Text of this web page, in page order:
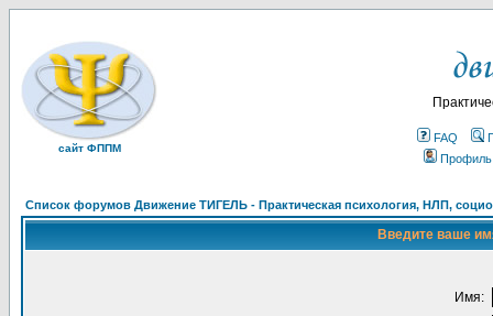
сайт ФППМ
FAQ
Профиль
Список форумов Движение ТИГЕЛЬ - Практическая психология, НЛП,
Введите ваше
Имя: